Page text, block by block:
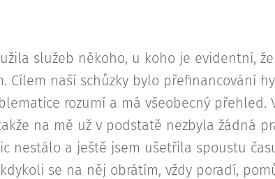
služeb někoho, u koho je evidentní,
Cílem naší schůzky bylo přefinancování
rozumí a má všeobecný přehled.
na mě už v podstatě nezbyla žádná
nestálo a ještě jsem ušetřila spoustu
se na něj obrátím, vždy poradí,